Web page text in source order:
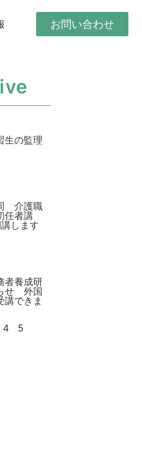
お問い合わせ
生の監理
介護職
任者講
します
者養成研
せ 外国
講できま
4 5